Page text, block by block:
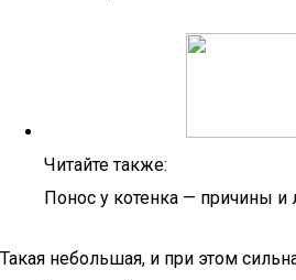
Читайте также:
Понос у котенка — причины и
Такая небольшая, и при этом